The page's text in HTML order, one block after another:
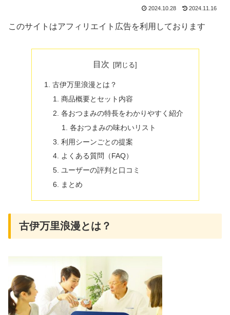
2024.10.28 2024.11.16
このサイトはアフィリエイト広告を利用しております
目次
古伊万里浪漫とは？
商品概要とセット内容
各おつまみの特長をわかりやすく紹介
各おつまみの味わいリスト
利用シーンごとの提案
よくある質問（FAQ）
ユーザーの評判と口コミ
まとめ
古伊万里浪漫とは？